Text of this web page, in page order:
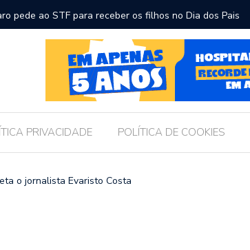
para receber os filhos no Dia dos Pais
PRIVACIDADE POLÍTICA DE COOKIES
o jornalista Evaristo Costa